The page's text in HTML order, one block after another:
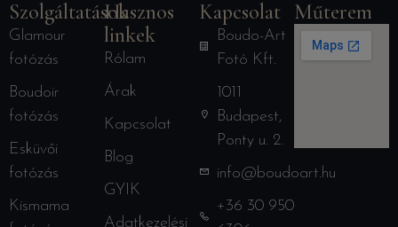
Szolgáltatások
Glamour
fotózás
Boudoir
fotózás
Esküvői
fotózás
Kismama
Hasznos
linkek
Rólam
Árak
Kapcsolat
Blog
GYIK
Adatkezelési
Kapcsolat
Boudo-Art
Fotó Kft.
1011
Budapest,
Ponty u. 2.
info@boudoart.hu
+36 30 950
Műterem